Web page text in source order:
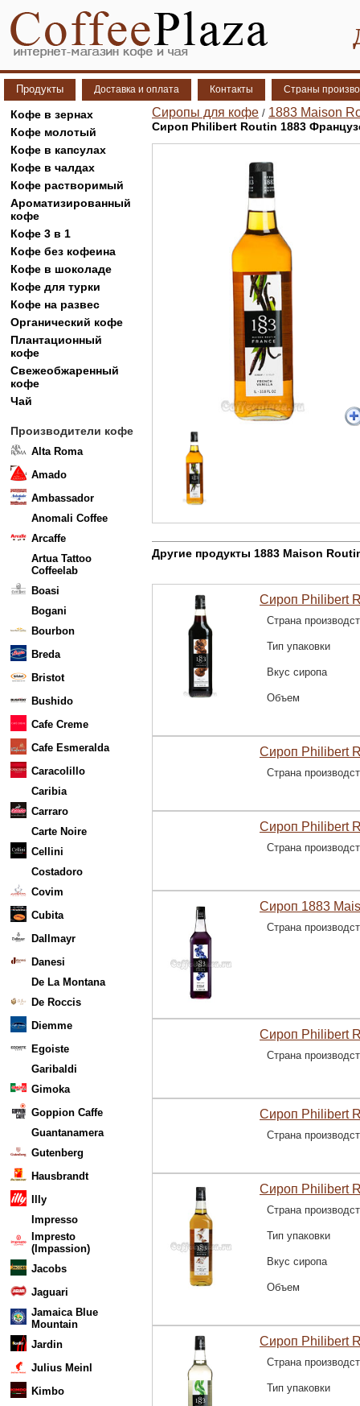
Продукты Доставка и оплата Контакты Страны
Кофе в зернах
Кофе молотый
Кофе в капсулах
Кофе в чалдах
Кофе растворимый
Ароматизированный
кофе
Кофе 3 в 1
Кофе без кофеина
Кофе в шоколаде
Кофе для турки
Кофе на развес
Органический кофе
Плантационный
кофе
Свежеобжаренный
кофе
Чай
Производители кофе
Alta Roma
Amado
Ambassador
Anomali Coffee
Arcaffe
Artua Tattoo
Coffeelab
Boasi
Bogani
Bourbon
Breda
Bristot
Bushido
Cafe Creme
Cafe Esmeralda
Caracolillo
Caribia
Carraro
Carte Noire
Cellini
Costadoro
Covim
Cubita
Dallmayr
Danesi
De La Montana
De Roccis
Diemme
Egoiste
Garibaldi
Gimoka
Goppion Caffe
Guantanamera
Gutenberg
Hausbrandt
Illy
Impresso
Impresto
(Impassion)
Jacobs
Jaguari
Jamaica Blue
Mountain
Jardin
Julius Meinl
Kimbo
Сиропы для кофе / 1883 Maison
Сироп Philibert Routin 1883
Другие продукты 1883 Maison
Сироп Philibert
Страна
Тип упаковки
Вкус сиропа
Объем
Сироп Philibert
Страна
Сироп Philibert
Страна
Сироп 1883
Страна
Сироп Philibert
Страна
Сироп Philibert
Страна
Сироп Philibert
Страна
Тип упаковки
Вкус сиропа
Объем
Сироп Philibert
Страна
Тип упаковки